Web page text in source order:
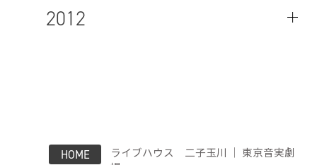
2012
HOME
ライブハウス 二子玉川 ｜ 東京音実劇